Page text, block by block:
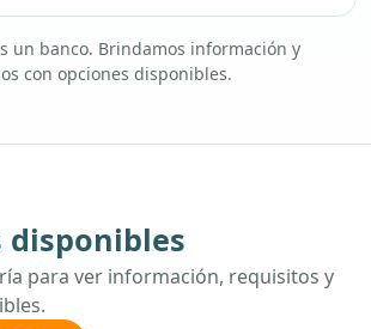
un banco. Brindamos información y
con opciones disponibles.
disponibles
para ver información, requisitos y